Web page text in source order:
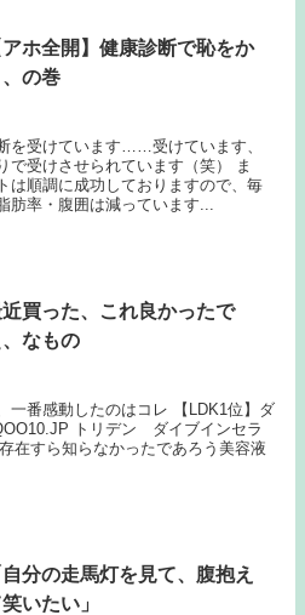
アホ全開】健康診断で恥をか
、の巻
を受けています……受けています、
で受けさせられています（笑） ま
は順調に成功しておりますので、毎
肪率・腹囲は減っています...
買った、これ良かったで
、なもの
一番感動したのはコレ 【LDK1位】ダ
トリデン ダイブインセラ
在すら知らなかったであろう美容液
自分の走馬灯を見て、腹抱え
いたい」